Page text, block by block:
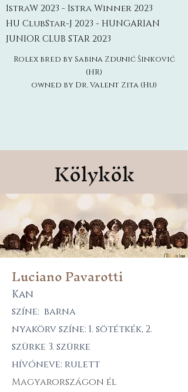
IstraW 2023 - Istra Winner 2023
HU ClubStar-J 2023 - HUNGARIAN
JUNIOR CLUB STAR 2023
Rolex bred by Sabina Zdunić Šinković
(HR)
owned by Dr. Valent Zita (Hu)
Kölykök
Luciano Pavarotti
Kan
színe: barna
nyakörv színe: 1. sötétkék, 2.
szürke 3. szürke
hívóneve: rulett
Magyarországon él